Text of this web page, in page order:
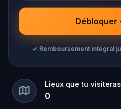
Débloquer
✓ Remboursement intégral
Lieux que tu visiteras
0